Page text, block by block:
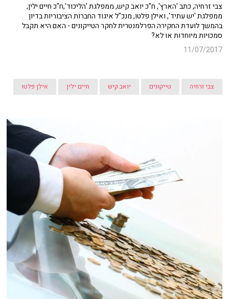
צבי זרחיה, כתב 'הארץ', ח"כ יואב קיש, ממפלגת 'הליכוד',ח"כ חיים ילין,
ממפלגת 'יש עתיד', ואילן פלטו, מנכ"ל איגוד החברות הציבוריות בדיון
בהמשך לועדת החקירה הפרלמנטרית לחקר הטייקונים - האם היא תקבל
סמכויות מיוחדות או לא?
11/07/2017
צבי זרחיה טייקונים יואב קיש חיים ילין אילן פלטו